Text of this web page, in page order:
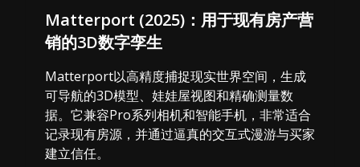
Matterport (2025)：用于现有房产营
销的3D数字孪生
Matterport以高精度捕捉现实世界空间，生成
可导航的3D模型、娃娃屋视图和精确测量数
据。它兼容Pro系列相机和智能手机，非常适合
记录现有房源，并通过逼真的交互式漫游与买家
建立信任。